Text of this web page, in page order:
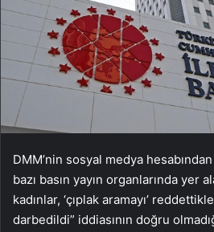
DMM’nin sosyal medya hesabından
bazı basın yayın organlarında yer
kadınlar, ‘çıplak aramayı’
darbedildi” iddiasının doğru